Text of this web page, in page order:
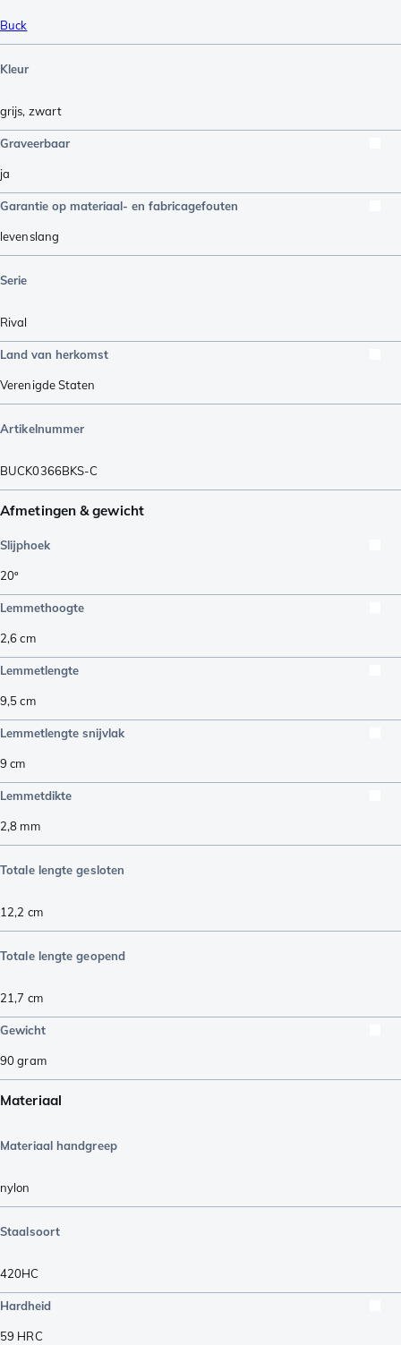
Buck
Kleur
grijs, zwart
Graveerbaar
ja
Garantie op materiaal- en fabricagefouten
levenslang
Serie
Rival
Land van herkomst
Verenigde Staten
Artikelnummer
BUCK0366BKS-C
Afmetingen & gewicht
Slijphoek
20º
Lemmethoogte
2,6cm
Lemmetlengte
9,5cm
Lemmetlengte snijvlak
9 cm
Lemmetdikte
2,8 mm
Totale lengte gesloten
12,2 cm
Totale lengte geopend
21,7 cm
Gewicht
90gram
Materiaal
Materiaal handgreep
nylon
Staalsoort
420HC
Hardheid
59 HRC